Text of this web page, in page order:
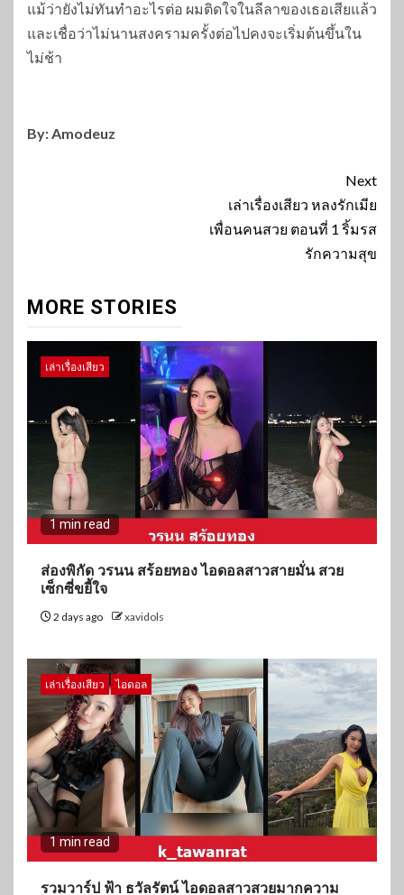
แม้ว่ายังไม่ทันทำอะไรต่อ ผมติดใจในลีลาของเธอเสียแล้ว
และเชื่อว่าไม่นานสงครามครั้งต่อไปคงจะเริ่มต้นขึ้นใน
ไม่ช้า
By: Amodeuz
Next
เล่าเรื่องเสียว หลงรักเมีย
เพื่อนคนสวย ตอนที่ 1 ริ้มรส
รักความสุข
MORE STORIES
เล่าเรื่องเสียว
1 min read
ส่องพิกัด วรนน สร้อยทอง ไอดอลสาวสายมั่น สวย
เซ็กซี่ขยี้ใจ
2 days ago xavidols
เล่าเรื่องเสียว ไอดอล
1 min read
รวมวาร์ป ฟ้า ธวัลรัตน์ ไอดอลสาวสวยมากความ